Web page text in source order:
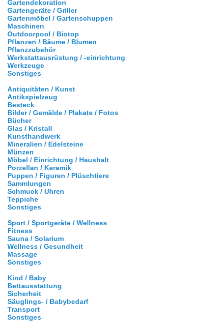
Gartendekoration
Gartengeräte / Griller
Gartenmöbel / Gartenschuppen
Maschinen
Outdoorpool / Biotop
Pflanzen / Bäume / Blumen
Pflanzzubehör
Werkstattausrüstung / -einrichtung
Werkzeuge
Sonstiges
Antiquitäten / Kunst
Antikspielzeug
Besteck
Bilder / Gemälde / Plakate / Fotos
Bücher
Glas / Kristall
Kunsthandwerk
Mineralien / Edelsteine
Münzen
Möbel / Einrichtung / Haushalt
Porzellan / Keramik
Puppen / Figuren / Plüschtiere
Sammlungen
Schmuck / Uhren
Teppiche
Sonstiges
Sport / Sportgeräte / Wellness
Fitness
Sauna / Solarium
Wellness / Gesundheit
Massage
Sonstiges
Kind / Baby
Bettausstattung
Sicherheit
Säuglings- / Babybedarf
Transport
Sonstiges